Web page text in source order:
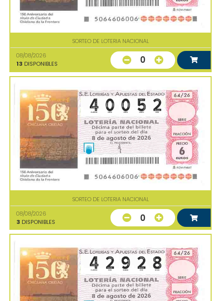
SORTEO DE LOTERIA NACIONAL
08/08/2026
13 DISPONIBLES 0
SORTEO DE LOTERIA NACIONAL
08/08/2026
3 DISPONIBLES 0